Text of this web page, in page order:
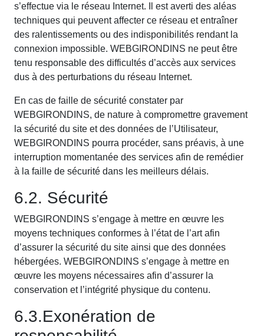
s’effectue via le réseau Internet. Il est averti des aléas
techniques qui peuvent affecter ce réseau et entraîner
des ralentissements ou des indisponibilités rendant la
connexion impossible. WEBGIRONDINS ne peut être
tenu responsable des difficultés d’accès aux services
dus à des perturbations du réseau Internet.
En cas de faille de sécurité constater par
WEBGIRONDINS, de nature à compromettre gravement
la sécurité du site et des données de l’Utilisateur,
WEBGIRONDINS pourra procéder, sans préavis, à une
interruption momentanée des services afin de remédier
à la faille de sécurité dans les meilleurs délais.
6.2. Sécurité
WEBGIRONDINS s’engage à mettre en œuvre les
moyens techniques conformes à l’état de l’art afin
d’assurer la sécurité du site ainsi que des données
hébergées. WEBGIRONDINS s’engage à mettre en
œuvre les moyens nécessaires afin d’assurer la
conservation et l’intégrité physique du contenu.
6.3.Exonération de